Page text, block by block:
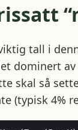
tall i
dominert av
skal så
(typisk 4%